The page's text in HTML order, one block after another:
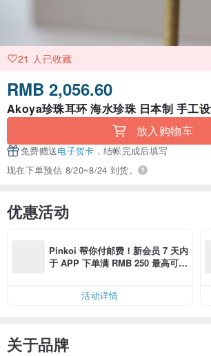
21 人已收藏
RMB 2,056.60
Akoya珍珠耳环 海水珍珠 日本制 手工
放入购物车
免费赠送电子贺卡 ，结帐完成后填写
现在下单预估 8/20~8/24 到货。
优惠活动
Pinkoi 帮你付邮费！新会员 7 天内
于 APP 下单满 RMB 250 最高可折
活动详情
关于品牌